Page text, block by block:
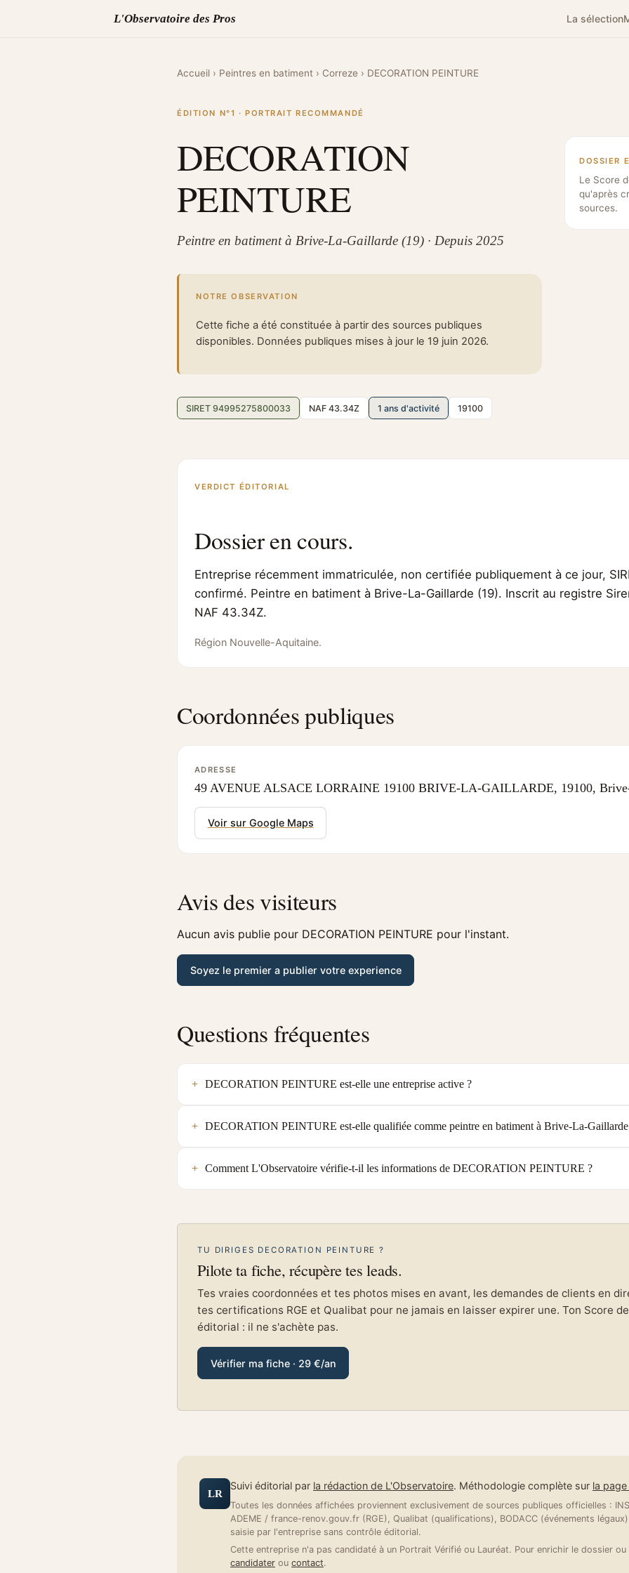
L'Observatoire des Pros La sélection
Accueil › Peintres en batiment › Correze › DECORATION PEINTURE
ÉDITION N°1 · PORTRAIT RECOMMANDÉ
DECORATION
PEINTURE
Peintre en batiment à Brive-La-Gaillarde (19) · Depuis 2025
NOTRE OBSERVATION
Cette fiche a été constituée à partir des sources publiques
disponibles. Données publiques mises à jour le 19 juin 2026.
SIRET 94995275800033 NAF 43.34Z 1 ans d'activité 19100
DOSSIER
Le Score
qu'après
sources.
VERDICT ÉDITORIAL
Dossier en cours.
Entreprise récemment immatriculée, non certifiée publiquement à ce jour,
confirmé. Peintre en batiment à Brive-La-Gaillarde (19). Inscrit au registre
NAF 43.34Z.
Région Nouvelle-Aquitaine.
Coordonnées publiques
ADRESSE
49 AVENUE ALSACE LORRAINE 19100 BRIVE-LA-GAILLARDE, 19100,
Voir sur Google Maps
Avis des visiteurs
Aucun avis publie pour DECORATION PEINTURE pour l'instant.
Soyez le premier a publier votre experience
Questions fréquentes
DECORATION PEINTURE est-elle une entreprise active ?
DECORATION PEINTURE est-elle qualifiée comme peintre en batiment à Brive-La-
Comment L'Observatoire vérifie-t-il les informations de DECORATION PEINTURE ?
TU DIRIGES DECORATION PEINTURE ?
Pilote ta fiche, récupère tes leads.
Tes vraies coordonnées et tes photos mises en avant, les demandes de clients en
tes certifications RGE et Qualibat pour ne jamais en laisser expirer une. Ton Score
éditorial : il ne s'achète pas.
Vérifier ma fiche · 29 €/an
LR
Suivi éditorial par la rédaction de L'Observatoire. Méthodologie complète sur la
Toutes les données affichées proviennent exclusivement de sources publiques officielles :
ADEME / france-renov.gouv.fr (RGE), Qualibat (qualifications), BODACC (événements
saisie par l'entreprise sans contrôle éditorial.
Cette entreprise n'a pas candidaté à un Portrait Vérifié ou Lauréat. Pour enrichir le dossier
candidater ou contact.